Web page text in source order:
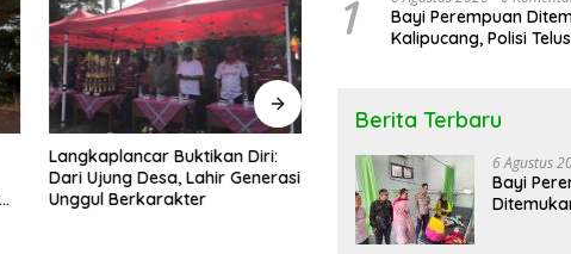
Langkaplancar Buktikan Diri:
Dari Ujung Desa, Lahir Generasi
Unggul Berkarakter
Ngobrol Bareng Seputar
Kesehatan “Stop !! Bahaya
Penggunaan Obat Tanpa
Resep”
1
Bayi Perempuan
Kalipucang, Polisi
Berita Terbaru
6 Agustus
Bayi